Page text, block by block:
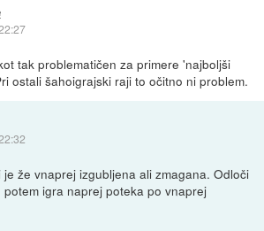
tak problematičen za primere 'najboljši
ostali šahoigrajski raji to očitno ni problem.
že vnaprej izgubljena ali zmagana. Odloči
igra naprej poteka po vnaprej